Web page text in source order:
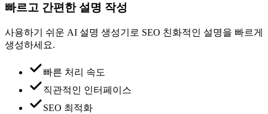
빠르고 간편한 설명 작성
사용하기 쉬운 AI 설명 생성기로 SEO 친화적인 설명을 빠르게
생성하세요.
빠른 처리 속도
직관적인 인터페이스
SEO 최적화